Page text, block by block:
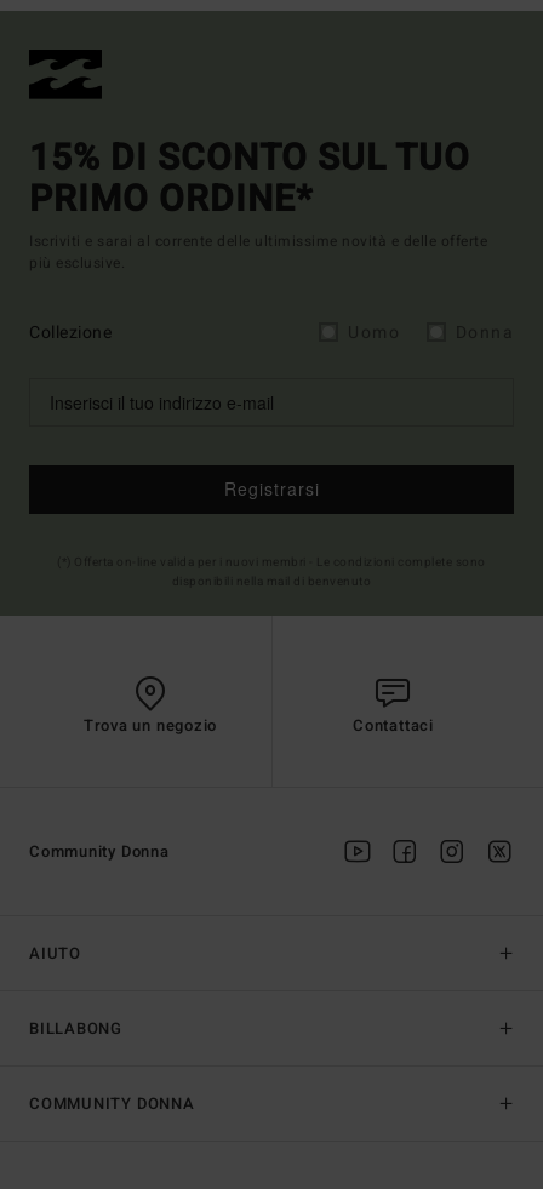
15% DI SCONTO SUL TUO
PRIMO ORDINE*
Iscriviti e sarai al corrente delle ultimissime novità e delle offerte
più esclusive.
Collezione
Registrarsi
Trova un negozio Contattaci
AIUTO
BILLABONG
Community Donna
COMMUNITY DONNA